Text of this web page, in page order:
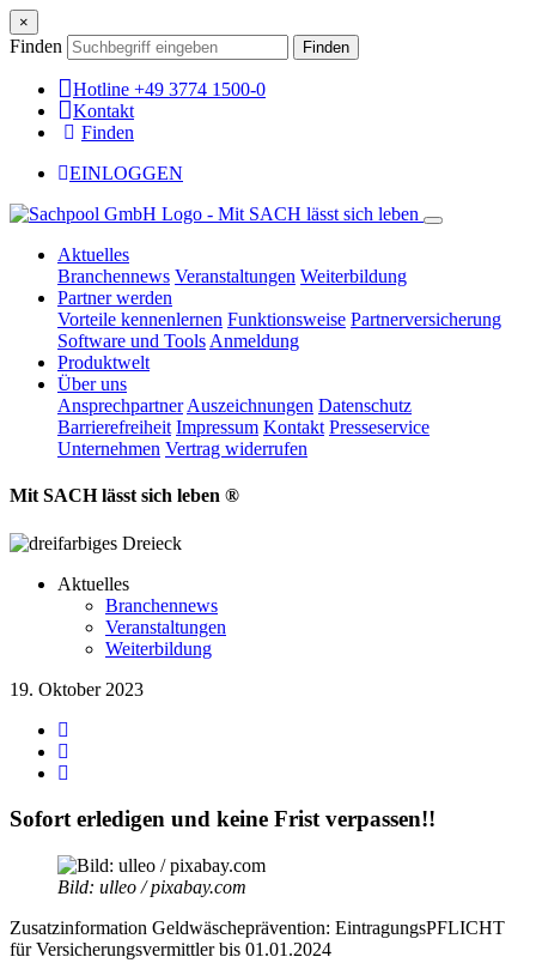
×
Finden Finden
Hotline +49 3774 1500-0
Kontakt
Finden
EINLOGGEN
Aktuelles
Branchennews Veranstaltungen Weiterbildung
Partner werden
Vorteile kennenlernen Funktionsweise Partnerversicherung
Software und Tools Anmeldung
Produktwelt
Über uns
Ansprechpartner Auszeichnungen Datenschutz
Barrierefreiheit Impressum Kontakt Presseservice
Unternehmen Vertrag widerrufen
Mit SACH lässt sich leben ®
Aktuelles
Branchennews
Veranstaltungen
Weiterbildung
19. Oktober 2023
Sofort erledigen und keine Frist verpassen!!
Bild: ulleo / pixabay.com
Zusatzinformation Geldwäscheprävention: EintragungsPFLICHT
für Versicherungsvermittler bis 01.01.2024